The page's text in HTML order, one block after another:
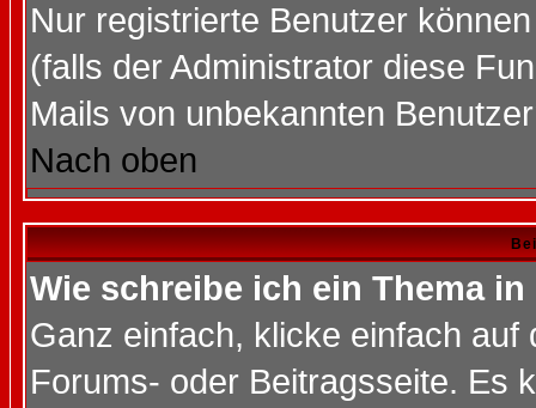
Nur registrierte Benutzer
(falls der Administrator diese
Mails von unbekannten
Nach oben
Wie schreibe ich ein Thema
Ganz einfach, klicke einfach
Forums- oder Beitragsseite. Es